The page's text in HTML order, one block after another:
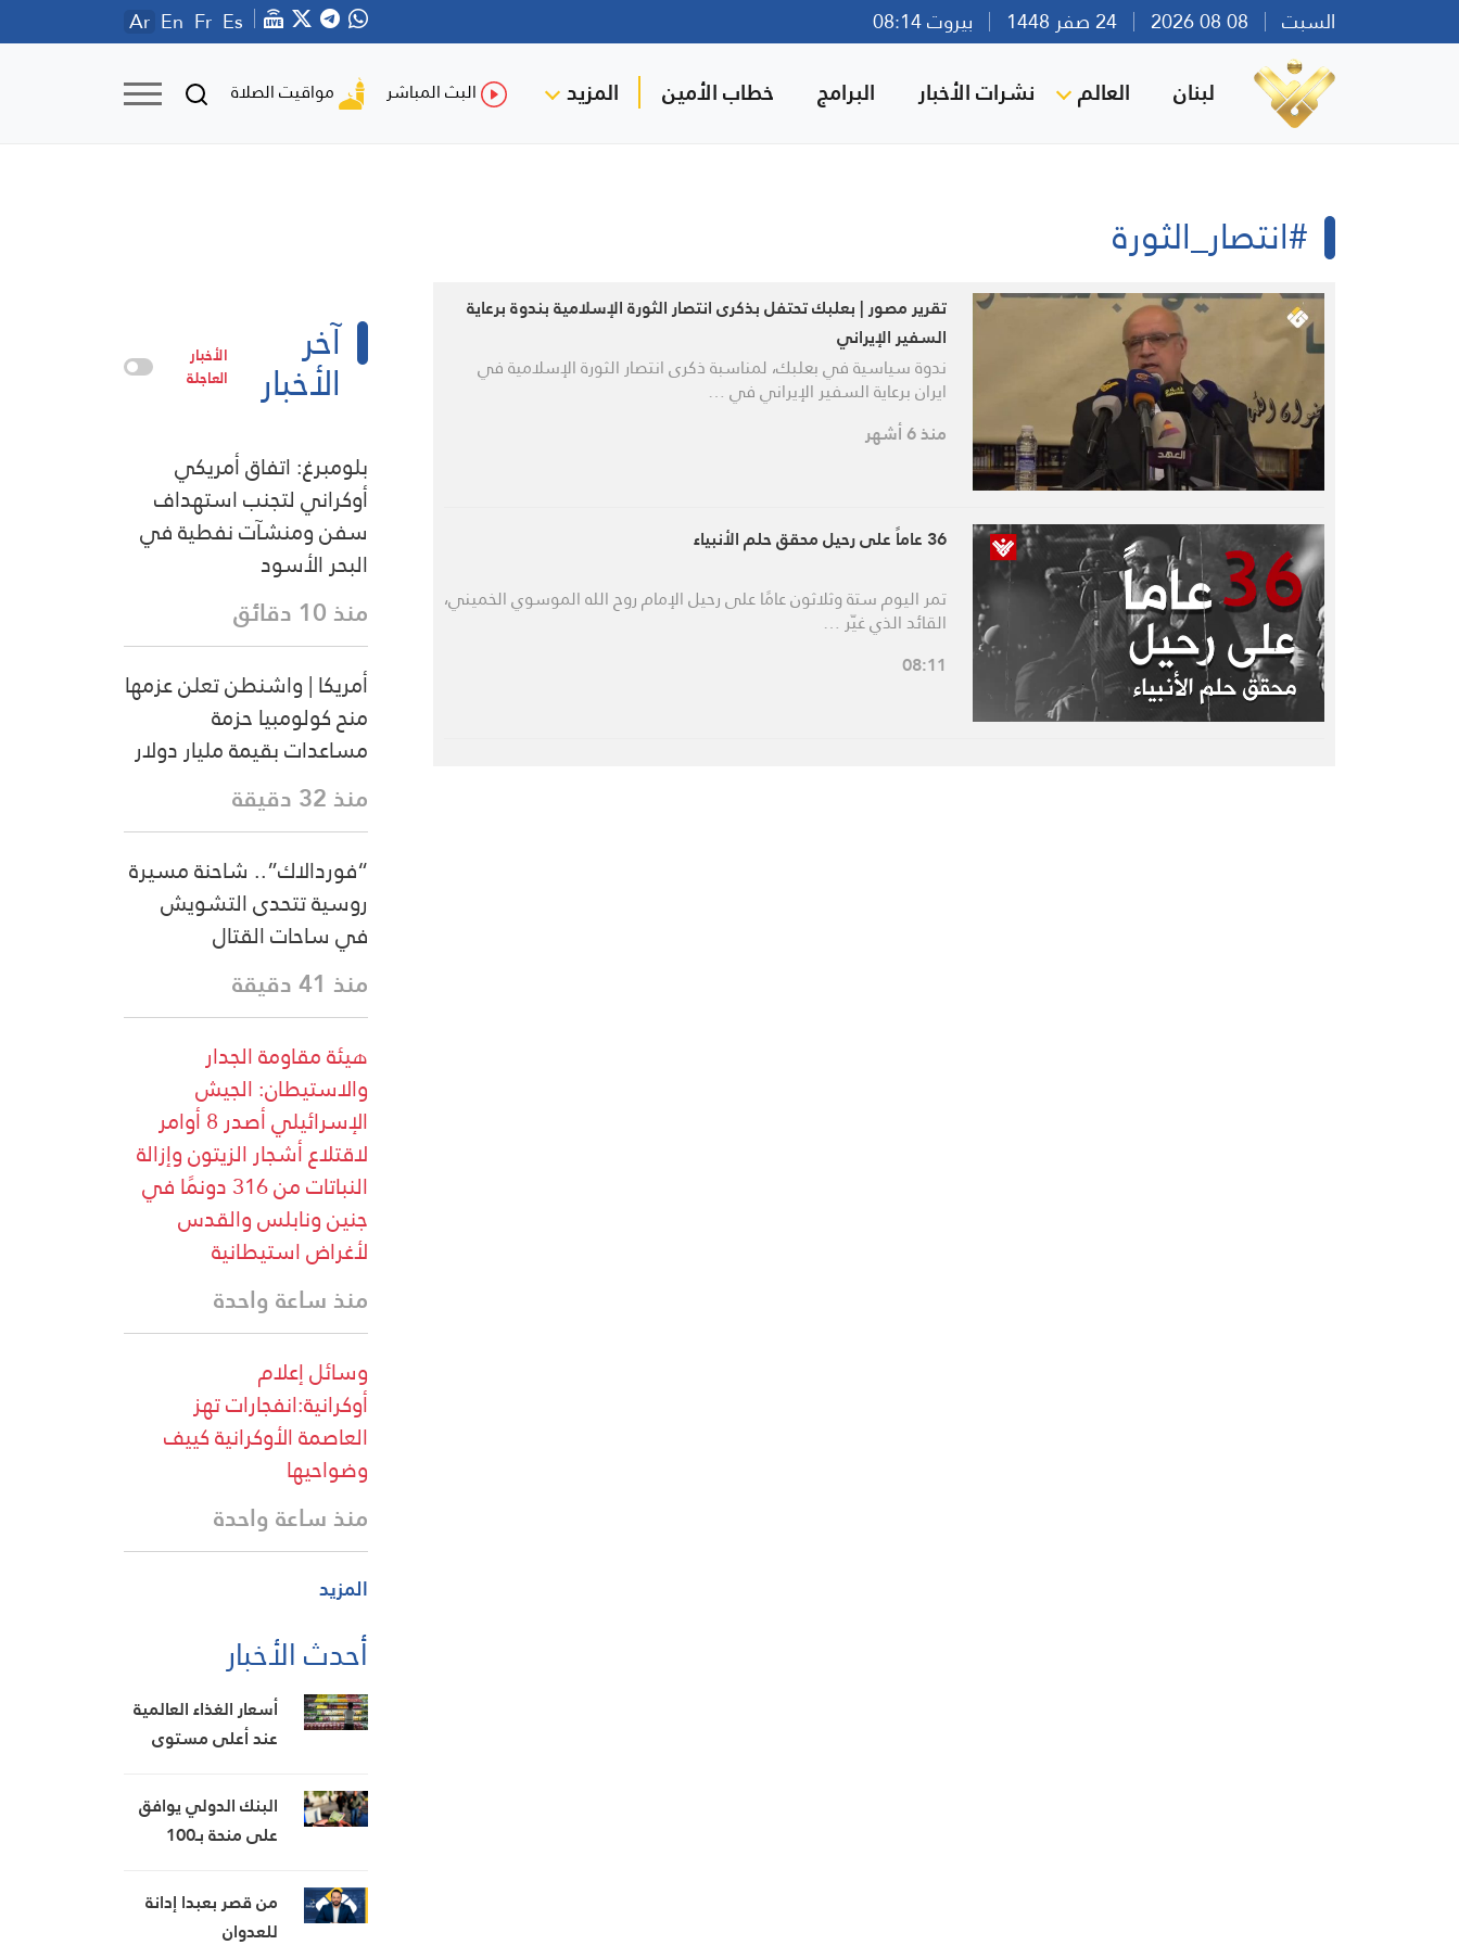
السبت بيروت 08:14 Ar En Fr Es
لبنان العالم نشرات الأخبار البرامج خطاب الأمين المزيد البث المباشر مواقيت الصلاة
#انتصار_الثورة
تقرير مصور | بعلبك تحتفل بذكرى انتصار الثورة الإسلامية بندوة برعاية
السفير الإيراني
ندوة سياسية في بعلبك، لمناسبة ذكرى انتصار الثورة الإسلامية في
ايران برعاية السفير الإيراني في …
منذ 6 أشهر
36 عاماً على رحيل محقق حلم الأنبياء
تمر اليوم ستة وثلاثون عامًا على رحيل الإمام روح الله الموسوي الخميني،
القائد الذي غيّر …
08:11
آخر
الأخبار
الأخبار
العاجلة
بلومبرغ: اتفاق أمريكي
أوكراني لتجنب استهداف
سفن ومنشآت نفطية في
البحر الأسود
منذ 10 دقائق
أمريكا | واشنطن تعلن عزمها
منح كولومبيا حزمة
مساعدات بقيمة مليار دولار
منذ 32 دقيقة
“فوردالاك”.. شاحنة مسيرة
روسية تتحدى التشويش
في ساحات القتال
منذ 41 دقيقة
هيئة مقاومة الجدار
والاستيطان: الجيش
الإسرائيلي أصدر 8 أوامر
لاقتلاع أشجار الزيتون وإزالة
النباتات من 316 دونمًا في
جنين ونابلس والقدس
لأغراض استيطانية
منذ ساعة واحدة
وسائل إعلام
أوكرانية:انفجارات تهز
العاصمة الأوكرانية كييف
وضواحيها
منذ ساعة واحدة
المزيد
أحدث الأخبار
أسعار الغذاء العالمية
عند أعلى مستوى
البنك الدولي يوافق
على منحة بـ100
تحديث القطاع المالي
في سوريا
من قصر بعبدا إدانة
للعدوان